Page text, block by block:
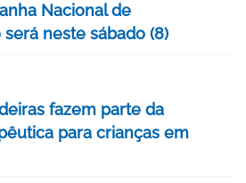
Nacional de
neste sábado (8)
fazem parte da
para crianças em